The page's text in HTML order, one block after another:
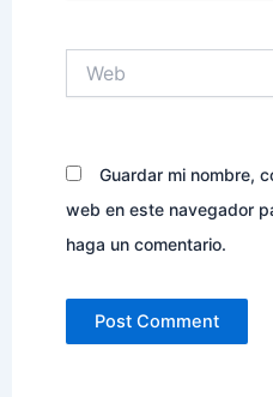
Guardar mi nombre,
web en este navegador
haga un comentario.